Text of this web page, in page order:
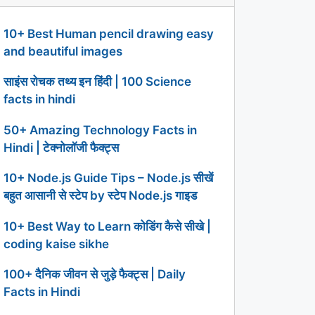
10+ Best Human pencil drawing easy
and beautiful images
साइंस रोचक तथ्य इन हिंदी | 100 Science
facts in hindi
50+ Amazing Technology Facts in
Hindi | टेक्नोलॉजी फैक्ट्स
10+ Node.js Guide Tips – Node.js सीखें
बहुत आसानी से स्टेप by स्टेप Node.js गाइड
10+ Best Way to Learn कोडिंग कैसे सीखे |
coding kaise sikhe
100+ दैनिक जीवन से जुड़े फैक्ट्स | Daily
Facts in Hindi